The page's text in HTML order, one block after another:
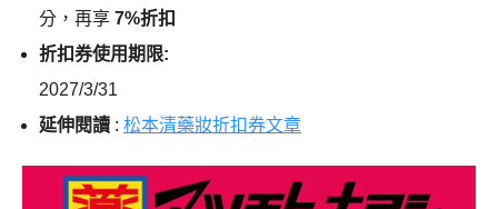
分，再享 7%折扣
折扣券使用期限:
2027/3/31
延伸閱讀 : 松本清藥妝折扣券文章